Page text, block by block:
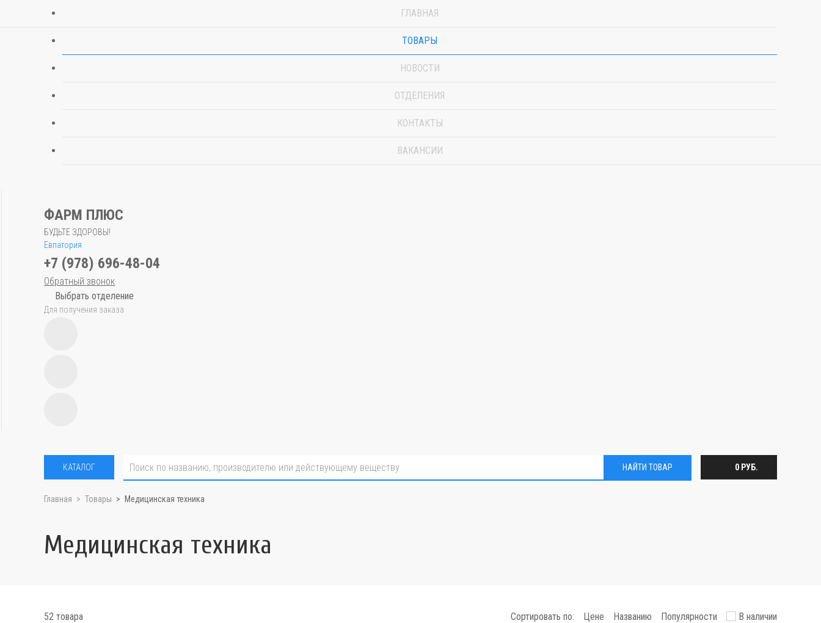
ГЛАВНАЯ
ТОВАРЫ
НОВОСТИ
ОТДЕЛЕНИЯ
КОНТАКТЫ
ВАКАНСИИ
ФАРМ ПЛЮС
БУДЬТЕ ЗДОРОВЫ!
Евпатория
+7 (978) 696-48-04
Обратный звонок
Выбрать отделение
Для получения заказа
КАТАЛОГ НАЙТИ ТОВАР 0 РУБ.
Главная Товары Медицинская техника
Медицинская техника
52 товара Сортировать по: Цене Названию Популярности В наличии